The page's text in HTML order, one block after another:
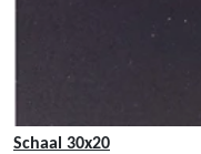
Schaal 30x20